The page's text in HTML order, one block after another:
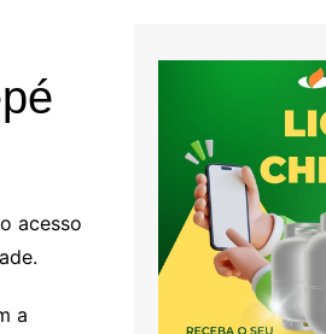
acesso
a